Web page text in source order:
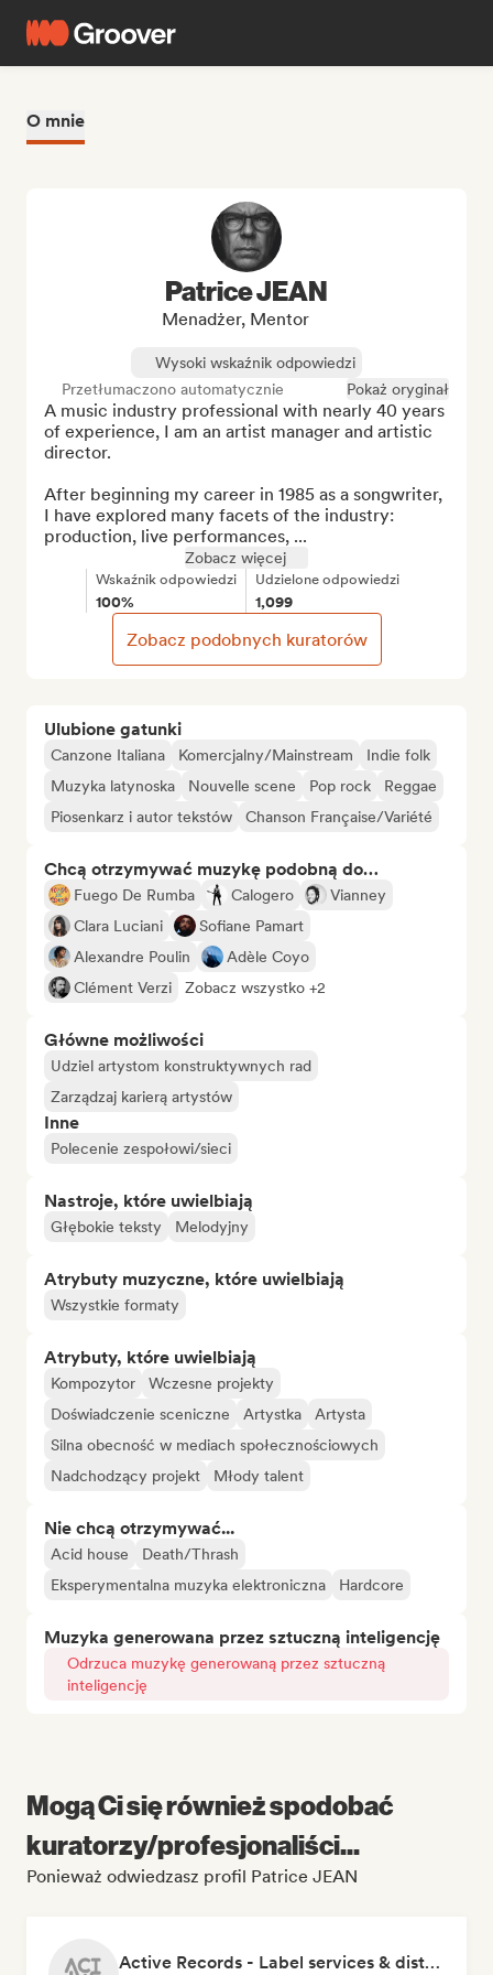
O mnie
Ulubione gatunki
Canzone Italiana Komercjalny/Mainstream
Indie folk
Muzyka latynoska
Nouvelle scene Pop rock
Reggae
Piosenkarz i autor tekstów
Chanson Française/Variété
Chcą otrzymywać muzykę podobną do…
Fuego De Rumba Calogero
Vianney
Clara Luciani
Sofiane Pamart
Alexandre Poulin
Adèle Coyo
Clément Verzi
Zobacz wszystko +2
Główne możliwości
Udziel artystom konstruktywnych rad
Zarządzaj karierą artystów
Inne
Polecenie zespołowi/sieci
Nastroje, które uwielbiają
Głębokie teksty Melodyjny
Atrybuty muzyczne, które uwielbiają
Wszystkie formaty
Atrybuty, które uwielbiają
Kompozytor
Wczesne projekty
Doświadczenie sceniczne
Artystka
Artysta
Silna obecność w mediach społecznościowych
Nadchodzący projekt
Młody talent
Nie chcą otrzymywać...
Acid house
Death/Thrash
Eksperymentalna muzyka elektroniczna
Hardcore
Muzyka generowana przez sztuczną inteligencję
Odrzuca muzykę generowaną przez sztuczną
inteligencję
Patrice JEAN
Menadżer, Mentor
Wysoki wskaźnik odpowiedzi
Przetłumaczono automatycznie
Pokaż oryginał
A music industry professional with nearly 40 years
of experience, I am an artist manager and artistic
director.
After beginning my career in 1985 as a songwriter,
I have explored many facets of the industry:
production, live performances, ...
Zobacz więcej
Wskaźnik odpowiedzi
100%
Udzielone odpowiedzi
1,099
Zobacz podobnych kuratorów
Mogą Ci się również spodobać
kuratorzy/profesjonaliści...
Ponieważ odwiedzasz profil Patrice JEAN
Active Records - Label services & distribution